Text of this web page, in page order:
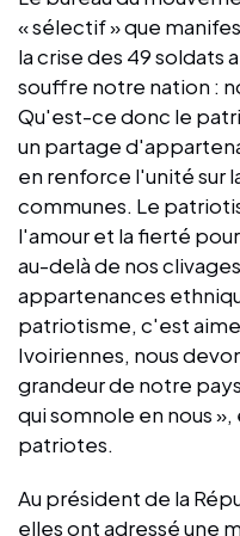
« sélectif » que
la crise des 49 soldats
souffre notre nation :
Qu'est-ce donc le
un partage
en renforce l'unité sur
communes. Le
l'amour et la fierté
au-delà de nos
appartenances
patriotisme, c'est
Ivoiriennes, nous
grandeur de notre
qui somnole en nous
patriotes.
Au président de la
elles ont adressé une